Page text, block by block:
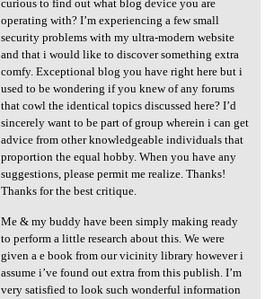
curious to find out what blog device you are
operating with? I’m experiencing a few small
security problems with my ultra-modern website
and that i would like to discover something extra
comfy. Exceptional blog you have right here but i
used to be wondering if you knew of any forums
that cowl the identical topics discussed here? I’d
sincerely want to be part of group wherein i can get
advice from other knowledgeable individuals that
proportion the equal hobby. When you have any
suggestions, please permit me realize. Thanks!
Thanks for the best critique.
Me & my buddy have been simply making ready
to perform a little research about this. We were
given a e book from our vicinity library however i
assume i’ve found out extra from this publish. I’m
very satisfied to look such wonderful information